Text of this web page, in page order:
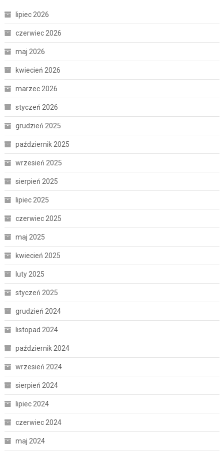
lipiec 2026
czerwiec 2026
maj 2026
kwiecień 2026
marzec 2026
styczeń 2026
grudzień 2025
październik 2025
wrzesień 2025
sierpień 2025
lipiec 2025
czerwiec 2025
maj 2025
kwiecień 2025
luty 2025
styczeń 2025
grudzień 2024
listopad 2024
październik 2024
wrzesień 2024
sierpień 2024
lipiec 2024
czerwiec 2024
maj 2024